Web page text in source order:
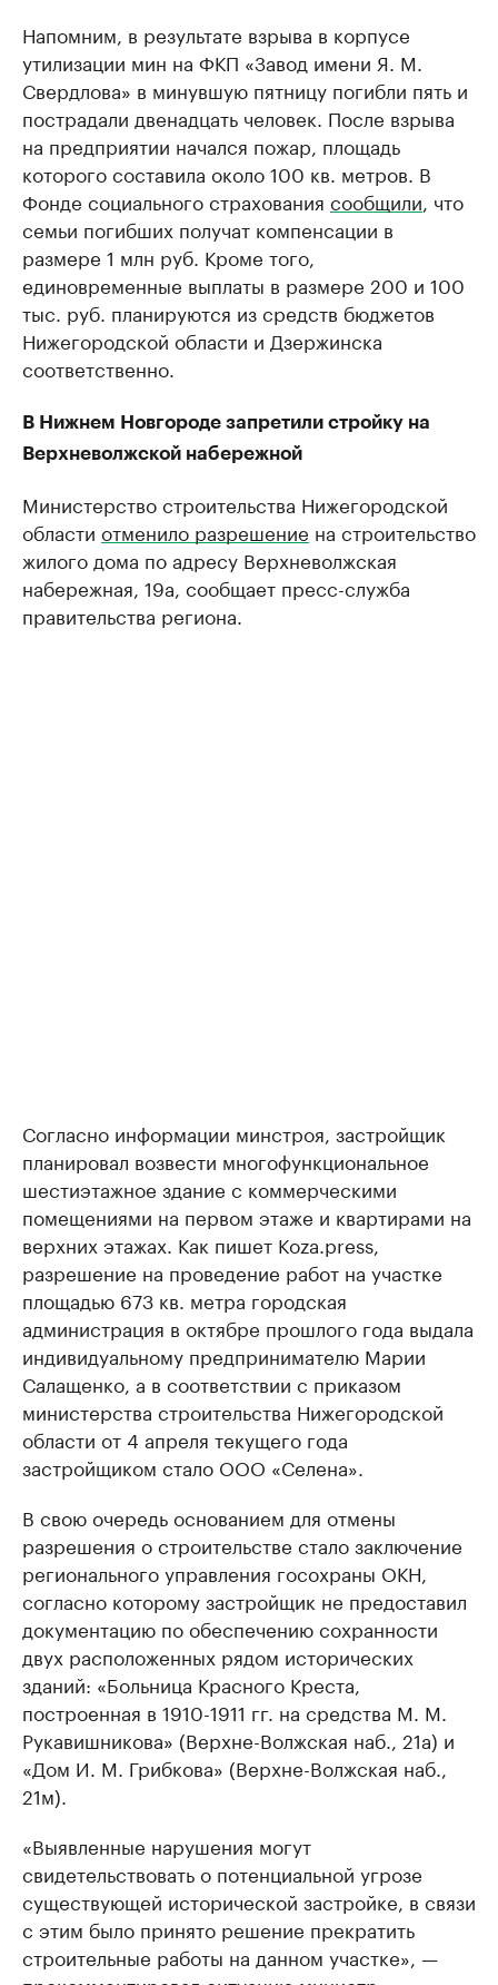
Напомним, в результате взрыва в корпусе
утилизации мин на ФКП «Завод имени Я. М.
Свердлова» в минувшую пятницу погибли пять и
пострадали двенадцать человек. После взрыва
на предприятии начался пожар, площадь
которого составила около 100 кв. метров. В
Фонде социального страхования сообщили, что
семьи погибших получат компенсации в
размере 1 млн руб. Кроме того,
единовременные выплаты в размере 200 и 100
тыс. руб. планируются из средств бюджетов
Нижегородской области и Дзержинска
соответственно.
В Нижнем Новгороде запретили стройку на
Верхневолжской набережной
Министерство строительства Нижегородской
области отменило разрешение на строительство
жилого дома по адресу Верхневолжская
набережная, 19а, сообщает пресс-служба
правительства региона.
Согласно информации минстроя, застройщик
планировал возвести многофункциональное
шестиэтажное здание с коммерческими
помещениями на первом этаже и квартирами на
верхних этажах. Как пишет Koza.press,
разрешение на проведение работ на участке
площадью 673 кв. метра городская
администрация в октябре прошлого года выдала
индивидуальному предпринимателю Марии
Салащенко, а в соответствии с приказом
министерства строительства Нижегородской
области от 4 апреля текущего года
застройщиком стало ООО «Селена».
В свою очередь основанием для отмены
разрешения о строительстве стало заключение
регионального управления госохраны ОКН,
согласно которому застройщик не предоставил
документацию по обеспечению сохранности
двух расположенных рядом исторических
зданий: «Больница Красного Креста,
построенная в 1910-1911 гг. на средства М. М.
Рукавишникова» (Верхне-Волжская наб., 21а) и
«Дом И. М. Грибкова» (Верхне-Волжская наб.,
21м).
«Выявленные нарушения могут
свидетельствовать о потенциальной угрозе
существующей исторической застройке, в связи
с этим было принято решение прекратить
строительные работы на данном участке», —